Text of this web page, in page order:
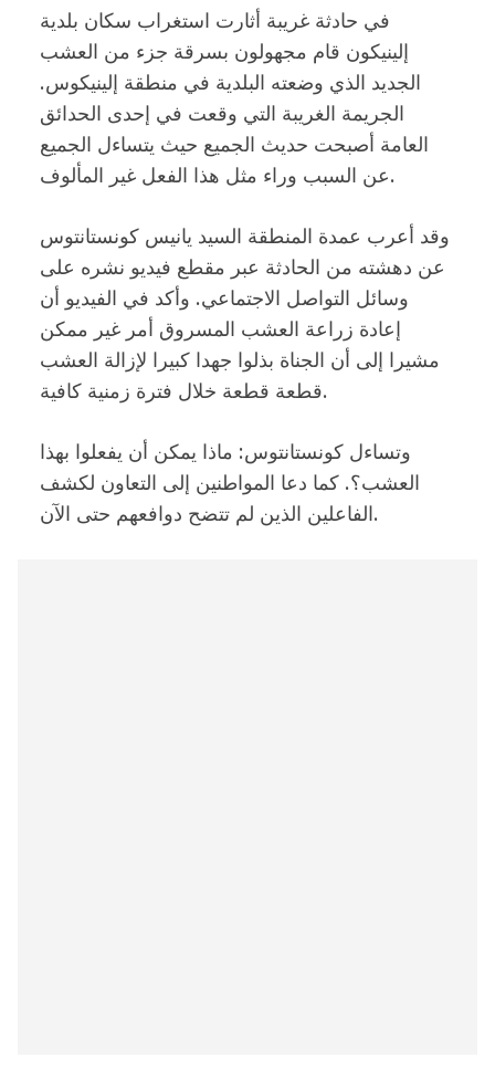
في حادثة غريبة أثارت استغراب سكان بلدية
إلينيكون قام مجهولون بسرقة جزء من العشب
الجديد الذي وضعته البلدية في منطقة إلينيكوس.
الجريمة الغريبة التي وقعت في إحدى الحدائق
العامة أصبحت حديث الجميع حيث يتساءل الجميع
عن السبب وراء مثل هذا الفعل غير المألوف.
وقد أعرب عمدة المنطقة السيد يانيس كونستانتوس
عن دهشته من الحادثة عبر مقطع فيديو نشره على
وسائل التواصل الاجتماعي. وأكد في الفيديو أن
إعادة زراعة العشب المسروق أمر غير ممكن
مشيرا إلى أن الجناة بذلوا جهدا كبيرا لإزالة العشب
قطعة قطعة خلال فترة زمنية كافية.
وتساءل كونستانتوس: ماذا يمكن أن يفعلوا بهذا
العشب؟. كما دعا المواطنين إلى التعاون لكشف
الفاعلين الذين لم تتضح دوافعهم حتى الآن.